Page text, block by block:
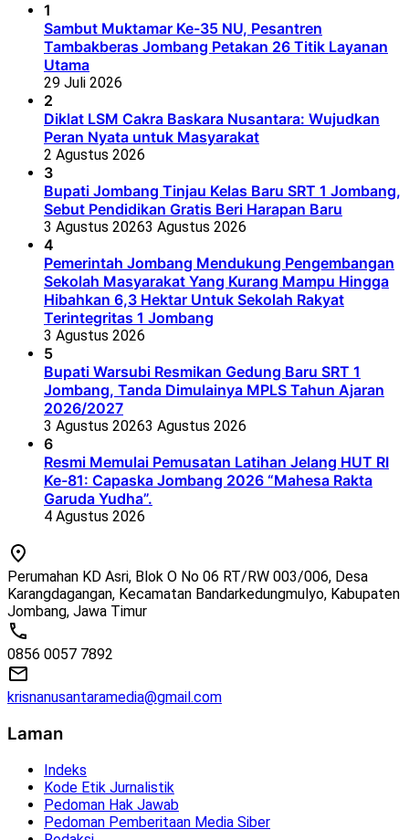
1
Sambut Muktamar Ke-35 NU, Pesantren
Tambakberas Jombang Petakan 26 Titik Layanan
Utama
29 Juli 2026
2
Diklat LSM Cakra Baskara Nusantara: Wujudkan
Peran Nyata untuk Masyarakat
2 Agustus 2026
3
Bupati Jombang Tinjau Kelas Baru SRT 1 Jombang,
Sebut Pendidikan Gratis Beri Harapan Baru
3 Agustus 20263 Agustus 2026
4
Pemerintah Jombang Mendukung Pengembangan
Sekolah Masyarakat Yang Kurang Mampu Hingga
Hibahkan 6,3 Hektar Untuk Sekolah Rakyat
Terintegritas 1 Jombang
3 Agustus 2026
5
Bupati Warsubi Resmikan Gedung Baru SRT 1
Jombang, Tanda Dimulainya MPLS Tahun Ajaran
2026/2027
3 Agustus 20263 Agustus 2026
6
Resmi Memulai Pemusatan Latihan Jelang HUT RI
Ke-81: Capaska Jombang 2026 “Mahesa Rakta
Garuda Yudha”.
4 Agustus 2026
Perumahan KD Asri, Blok O No 06 RT/RW 003/006, Desa
Karangdagangan, Kecamatan Bandarkedungmulyo, Kabupaten
Jombang, Jawa Timur
0856 0057 7892
krisnanusantaramedia@gmail.com
Laman
Indeks
Kode Etik Jurnalistik
Pedoman Hak Jawab
Pedoman Pemberitaan Media Siber